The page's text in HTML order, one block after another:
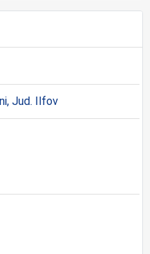
Jud. Ilfov